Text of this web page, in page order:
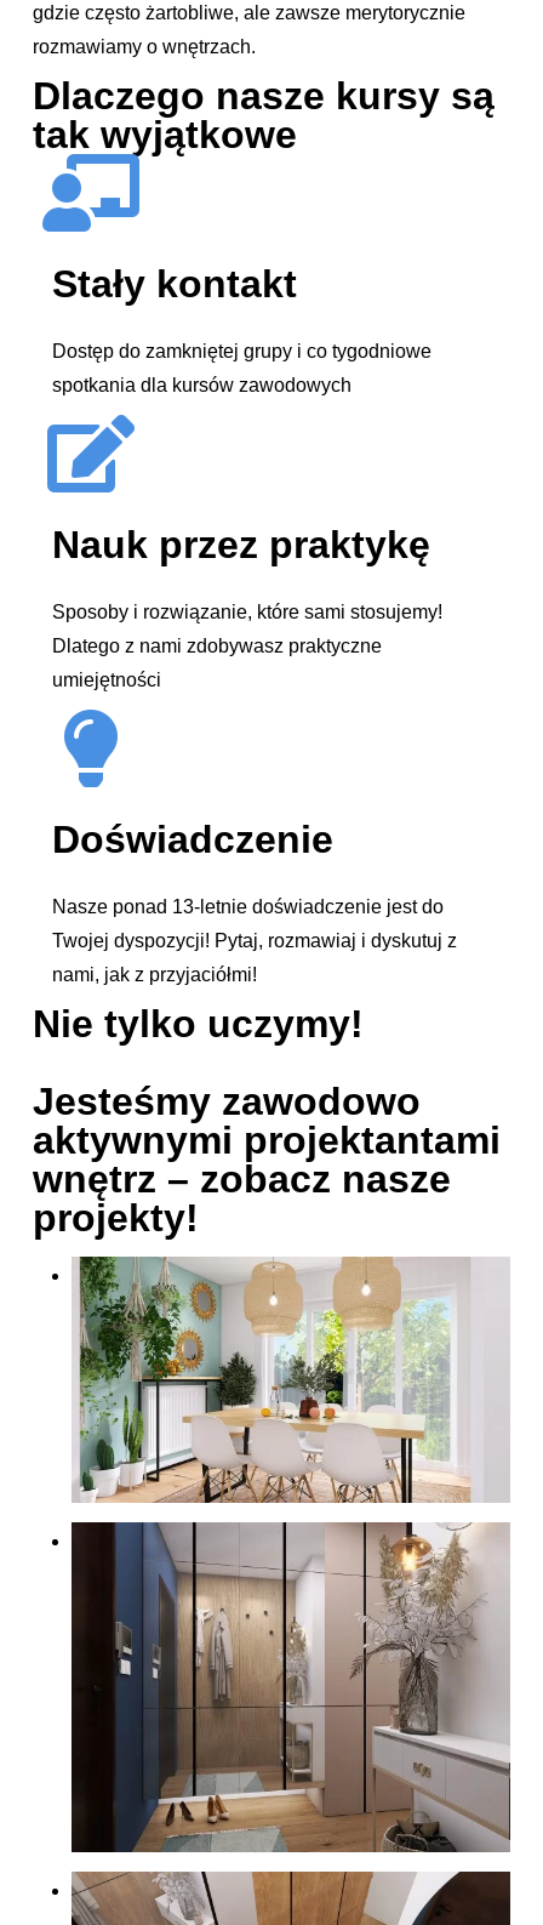
gdzie często żartobliwe, ale zawsze merytorycznie
rozmawiamy o wnętrzach.
Dlaczego nasze kursy są
tak wyjątkowe
Stały kontakt
Dostęp do zamkniętej grupy i co tygodniowe
spotkania dla kursów zawodowych
Nauk przez praktykę
Sposoby i rozwiązanie, które sami stosujemy!
Dlatego z nami zdobywasz praktyczne
umiejętności
Doświadczenie
Nasze ponad 13-letnie doświadczenie jest do
Twojej dyspozycji! Pytaj, rozmawiaj i dyskutuj z
nami, jak z przyjaciółmi!
Nie tylko uczymy!
Jesteśmy zawodowo
aktywnymi projektantami
wnętrz – zobacz nasze
projekty!